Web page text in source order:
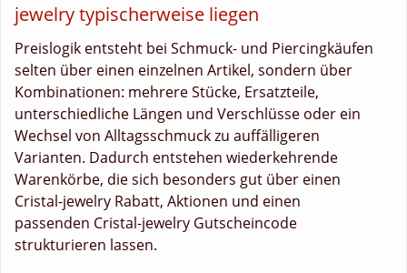
jewelry typischerweise liegen
Preislogik entsteht bei Schmuck- und Piercingkäufen
selten über einen einzelnen Artikel, sondern über
Kombinationen: mehrere Stücke, Ersatzteile,
unterschiedliche Längen und Verschlüsse oder ein
Wechsel von Alltagsschmuck zu auffälligeren
Varianten. Dadurch entstehen wiederkehrende
Warenkörbe, die sich besonders gut über einen
Cristal-jewelry Rabatt, Aktionen und einen
passenden Cristal-jewelry Gutscheincode
strukturieren lassen.